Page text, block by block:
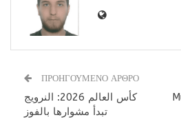
ΠΡΟΗΓΟΥΜΕΝΟ ΑΡΘΡΟ
كأس العالم 2026: النرويج
تبدأ مشوارها بالفوز